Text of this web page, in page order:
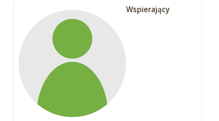
Wspierający